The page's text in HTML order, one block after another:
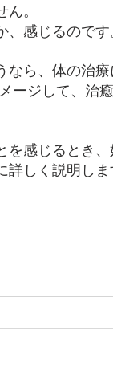
。
感じるのです
なら、体の治
ージして、治
感じるとき
しく説明しま